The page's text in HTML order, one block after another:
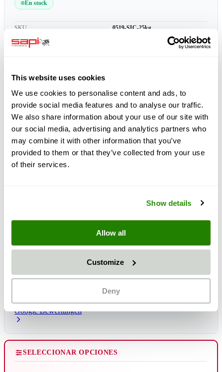
This website uses cookies
We use cookies to personalise content and ads, to
provide social media features and to analyse our traffic.
We also share information about your use of our site with
our social media, advertising and analytics partners who
may combine it with other information that you’ve
provided to them or that they’ve collected from your use
of their services.
Show details
Allow all
Customize
Deny
En stock
SKU 0519-SIC-25kg
Envío gratuito
5.0
Google Bewertungen
SELECCIONAR OPCIONES